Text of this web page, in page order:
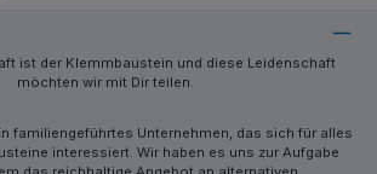
ist der Klemmbaustein und diese Leidenschaft
möchten wir mit Dir teilen.
familiengeführtes Unternehmen, das sich für alles
interessiert. Wir haben es uns zur Aufgabe